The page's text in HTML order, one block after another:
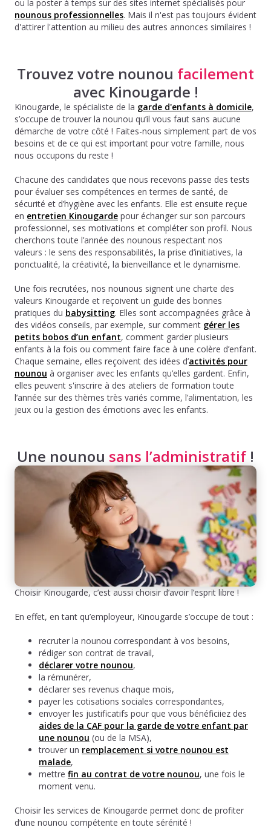
ou la poster à temps sur des sites internet spécialisés pour
nounous professionnelles. Mais il n'est pas toujours évident
d'attirer l'attention au milieu des autres annonces similaires !
Trouvez votre nounou facilement
avec Kinougarde !
Kinougarde, le spécialiste de la garde d'enfants à domicile,
s’occupe de trouver la nounou qu’il vous faut sans aucune
démarche de votre côté ! Faites-nous simplement part de vos
besoins et de ce qui est important pour votre famille, nous
nous occupons du reste !
Chacune des candidates que nous recevons passe des tests
pour évaluer ses compétences en termes de santé, de
sécurité et d’hygiène avec les enfants. Elle est ensuite reçue
en entretien Kinougarde pour échanger sur son parcours
professionnel, ses motivations et compléter son profil. Nous
cherchons toute l’année des nounous respectant nos
valeurs : le sens des responsabilités, la prise d’initiatives, la
ponctualité, la créativité, la bienveillance et le dynamisme.
Une fois recrutées, nos nounous signent une charte des
valeurs Kinougarde et reçoivent un guide des bonnes
pratiques du babysitting. Elles sont accompagnées grâce à
des vidéos conseils, par exemple, sur comment gérer les
petits bobos d’un enfant, comment garder plusieurs
enfants à la fois ou comment faire face à une colère d’enfant.
Chaque semaine, elles reçoivent des idées d’activités pour
nounou à organiser avec les enfants qu’elles gardent. Enfin,
elles peuvent s'inscrire à des ateliers de formation toute
l’année sur des thèmes très variés comme, l’alimentation, les
jeux ou la gestion des émotions avec les enfants.
Une nounou sans l’administratif!
Choisir Kinougarde, c’est aussi choisir d’avoir l’esprit libre !
En effet, en tant qu’employeur, Kinougarde s’occupe de tout :
recruter la nounou correspondant à vos besoins,
rédiger son contrat de travail,
déclarer votre nounou,
la rémunérer,
déclarer ses revenus chaque mois,
payer les cotisations sociales correspondantes,
envoyer les justificatifs pour que vous bénéficiiez des
aides de la CAF pour la garde de votre enfant par
une nounou (ou de la MSA),
trouver un remplacement si votre nounou est
malade,
mettre fin au contrat de votre nounou, une fois le
moment venu.
Choisir les services de Kinougarde permet donc de profiter
d’une nounou compétente en toute sérénité !